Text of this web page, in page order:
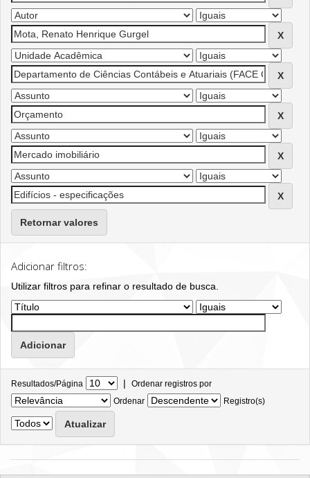
Retornar valores
Adicionar filtros:
Utilizar filtros para refinar o resultado de busca.
Resultados/Página | Ordenar registros por
Ordenar
Registro(s)